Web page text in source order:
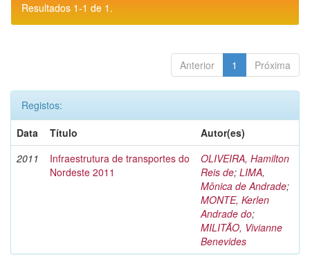
Resultados 1-1 de 1.
Anterior 1 Próxima
Registos:
Data
Título
Autor(es)
2011
Infraestrutura de transportes do
Nordeste 2011
OLIVEIRA, Hamilton
Reis de; LIMA,
Mônica de Andrade;
MONTE, Kerlen
Andrade do;
MILITÃO, Vivianne
Benevides